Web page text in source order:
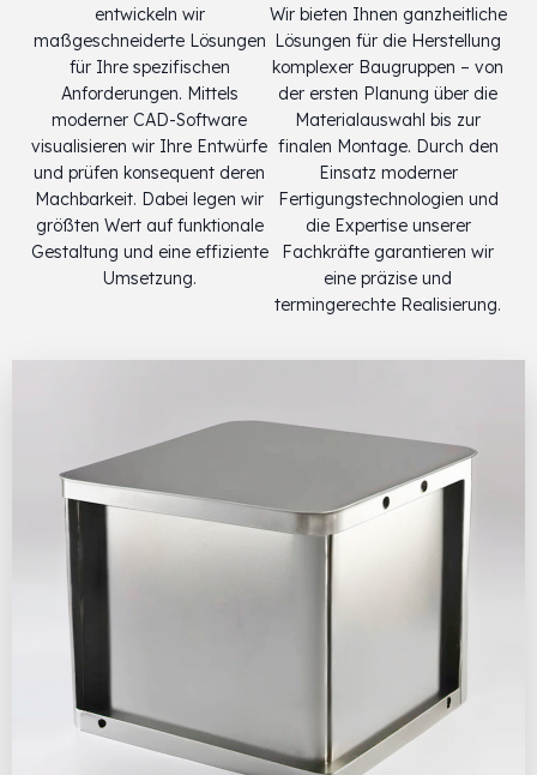
entwickeln wir
maßgeschneiderte Lösungen
für Ihre spezifischen
Anforderungen. Mittels
moderner CAD-Software
visualisieren wir Ihre Entwürfe
und prüfen konsequent deren
Machbarkeit. Dabei legen wir
größten Wert auf funktionale
Gestaltung und eine effiziente
Umsetzung.
Wir bieten Ihnen ganzheitliche
Lösungen für die Herstellung
komplexer Baugruppen – von
der ersten Planung über die
Materialauswahl bis zur
finalen Montage. Durch den
Einsatz moderner
Fertigungstechnologien und
die Expertise unserer
Fachkräfte garantieren wir
eine präzise und
termingerechte Realisierung.